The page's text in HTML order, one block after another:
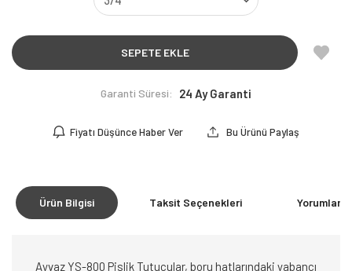
SEPETE EKLE
Garanti Süresi: 24 Ay Garanti
Fiyatı Düşünce Haber Ver Bu Ürünü Paylaş
Ürün Bilgisi Taksit Seçenekleri Yorumlar
Ayvaz YS-800 Pislik Tutucular, boru hatlarındaki yabancı